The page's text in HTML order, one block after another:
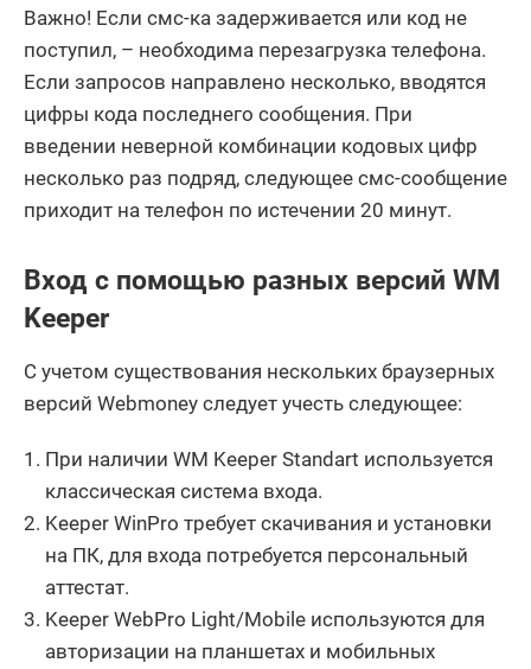
Важно! Если смс-ка задерживается или код не
поступил, – необходима перезагрузка телефона.
Если запросов направлено несколько, вводятся
цифры кода последнего сообщения. При
введении неверной комбинации кодовых цифр
несколько раз подряд, следующее смс-сообщение
приходит на телефон по истечении 20 минут.
Вход с помощью разных версий WM
Keeper
С учетом существования нескольких браузерных
версий Webmoney следует учесть следующее:
При наличии WM Keeper Standart используется
классическая система входа.
Keeper WinPro требует скачивания и установки
на ПК, для входа потребуется персональный
аттестат.
Keeper WebPro Light/Mobile используются для
авторизации на планшетах и мобильных